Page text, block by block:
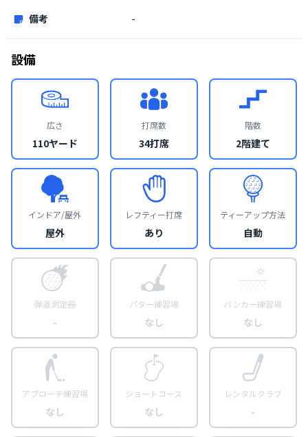
備考
-
設備
広さ
110ヤード
打席数
34打席
階数
2階建て
インドア/屋外
屋外
レフティー打席
あり
ティーアップ方法
自動
弾道測定器
-
パター練習場
なし
バンカー練習場
なし
アプローチ練習場
なし
ショートコース
なし
レンタルクラブ
-